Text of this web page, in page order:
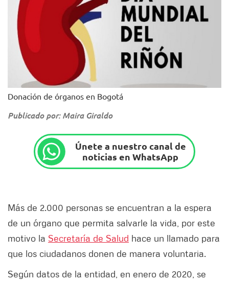
Donación de órganos en Bogotá
Publicado por: Maira Giraldo
Únete a nuestro canal de
noticias en WhatsApp
Más de 2.000 personas se encuentran a la espera
de un órgano que permita salvarle la vida, por este
motivo la Secretaría de Salud hace un llamado para
que los ciudadanos donen de manera voluntaria.
Según datos de la entidad, en enero de 2020, se